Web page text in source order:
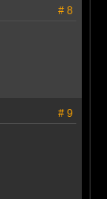
# 8
# 9